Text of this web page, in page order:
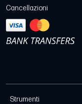
Cancellazioni
Strumenti